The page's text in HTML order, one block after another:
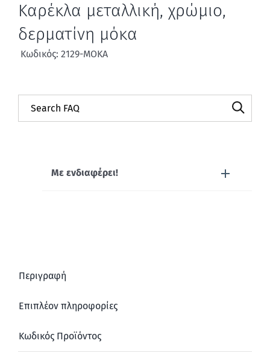
Καρέκλα μεταλλική, χρώμιο,
δερματίνη μόκα
Κωδικός: 2129-ΜΟΚΑ
Με ενδιαφέρει!
Περιγραφή
Επιπλέον πληροφορίες
Κωδικός Προϊόντος